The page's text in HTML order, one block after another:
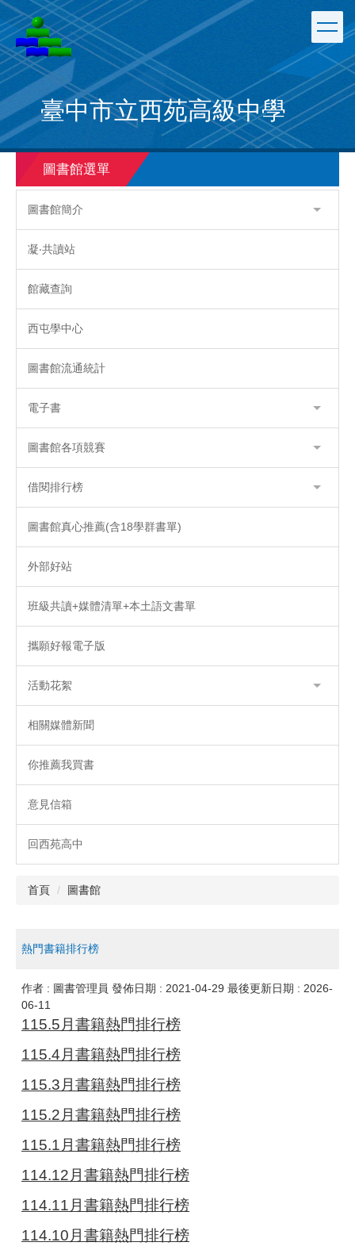
跳
到
主
要
內
容
區
臺中市立西苑高級中學
圖書館選單
圖書館簡介
凝‧共讀站
館藏查詢
西屯學中心
圖書館流通統計
電子書
圖書館各項競賽
借閱排行榜
圖書館真心推薦(含18學群書單)
外部好站
班級共讀+媒體清單+本土語文書單
攜願好報電子版
活動花絮
相關媒體新聞
你推薦我買書
意見信箱
回西苑高中
首頁 圖書館
熱門書籍排行榜
作者 : 圖書管理員 發佈日期 : 2021-04-29 最後更新日期 : 2026-
06-11
115.5月書籍熱門排行榜
115.4月書籍熱門排行榜
115.3月書籍熱門排行榜
115.2月書籍熱門排行榜
115.1月書籍熱門排行榜
114.12月書籍熱門排行榜
114.11月書籍熱門排行榜
114.10月書籍熱門排行榜